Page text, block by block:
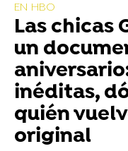
EN HBO
Las chicas
un
inéditas,
quién
original